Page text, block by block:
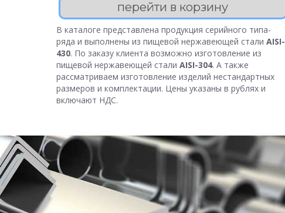
перейти в корзину
В каталоге представлена продукция серийного типа-
ряда и выполнены из пищевой нержавеющей стали AISI-
430. По заказу клиента возможно изготовление из
пищевой нержавеющей стали AISI-304. А также
рассматриваем изготовление изделий нестандартных
размеров и комплектации. Цены указаны в рублях и
включают НДС.